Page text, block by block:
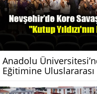
Anadolu
Eğitimine Uluslararası